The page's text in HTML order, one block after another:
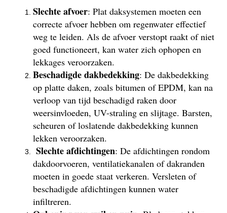
Slechte afvoer: Plat daksystemen moeten een
correcte afvoer hebben om regenwater effectief
weg te leiden. Als de afvoer verstopt raakt of niet
goed functioneert, kan water zich ophopen en
lekkages veroorzaken.
Beschadigde dakbedekking: De dakbedekking
op platte daken, zoals bitumen of EPDM, kan na
verloop van tijd beschadigd raken door
weersinvloeden, UV-straling en slijtage. Barsten,
scheuren of loslatende dakbedekking kunnen
lekken veroorzaken.
Slechte afdichtingen: De afdichtingen rondom
dakdoorvoeren, ventilatiekanalen of dakranden
moeten in goede staat verkeren. Versleten of
beschadigde afdichtingen kunnen water
infiltreren.